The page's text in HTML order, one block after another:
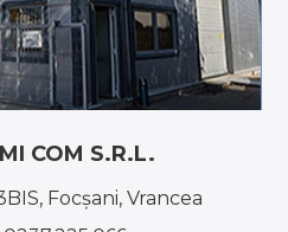
COM S.R.L.
Focşani, Vrancea